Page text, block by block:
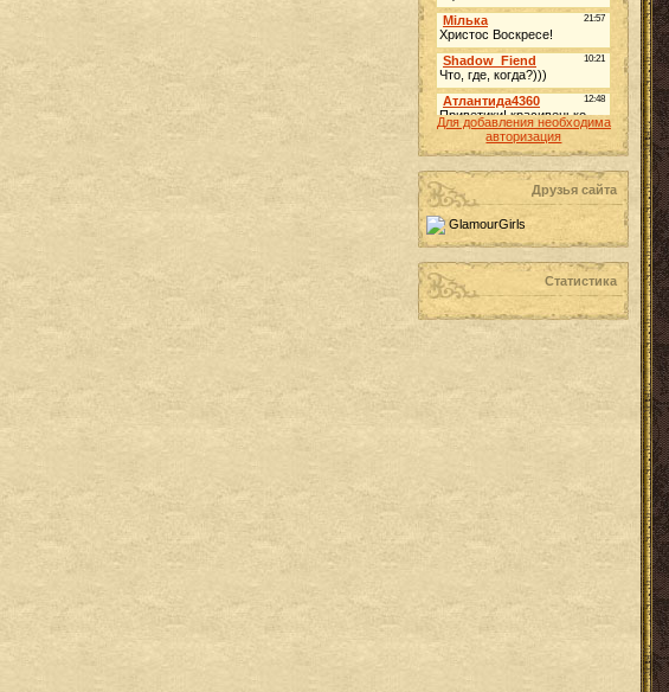
Для добавления необходима
авторизация
Друзья сайта
GlamourGirls
Статистика